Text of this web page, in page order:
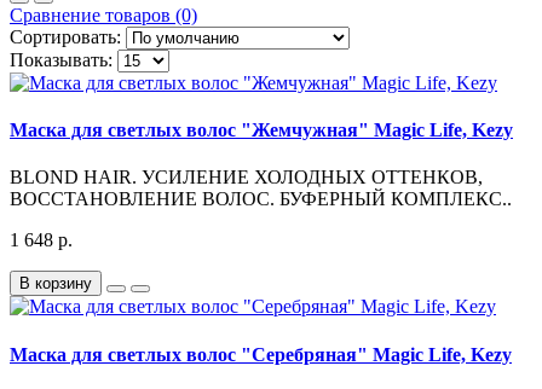
Сравнение товаров (0)
Сортировать:
Показывать:
Маска для светлых волос "Жемчужная" Magic Life, Kezy
BLOND HAIR. УСИЛЕНИЕ ХОЛОДНЫХ ОТТЕНКОВ,
ВОССТАНОВЛЕНИЕ ВОЛОС. БУФЕРНЫЙ КОМПЛЕКС..
1 648 р.
В корзину
Маска для светлых волос "Серебряная" Magic Life, Kezy